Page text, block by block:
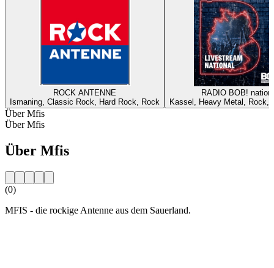
ROCK ANTENNE
Ismaning, Classic Rock, Hard Rock, Rock
RADIO BOB!
Kassel, Heavy Metal, Rock,
Über Mfis
Über Mfis
Über Mfis
(0)
MFIS - die rockige Antenne aus dem Sauerland.